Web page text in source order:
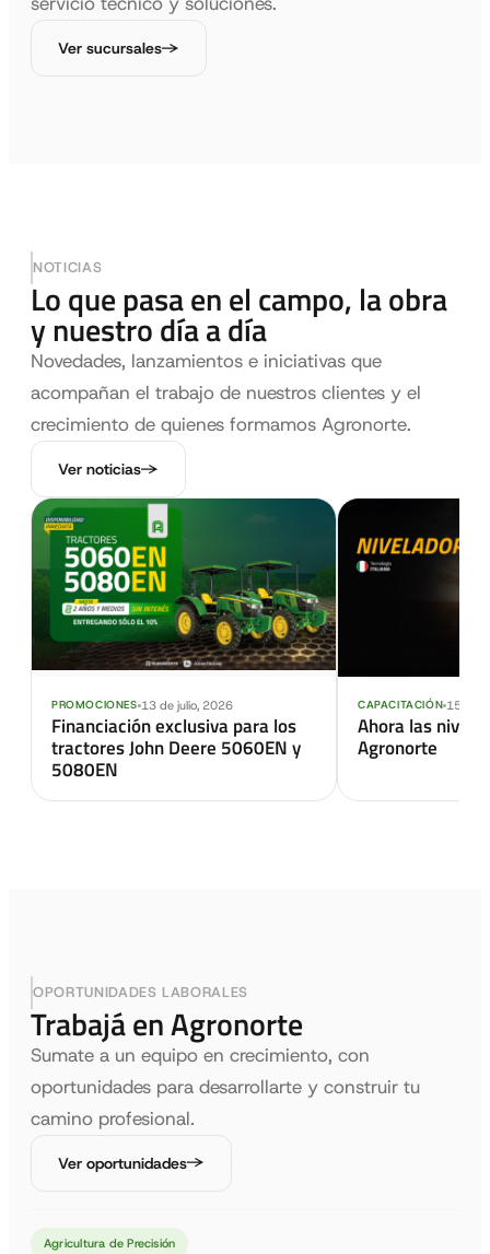
Ver sucursales
NOTICIAS
Lo que pasa en el campo, la obra
y nuestro día a día
Novedades, lanzamientos e iniciativas que
acompañan el trabajo de nuestros clientes y el
crecimiento de quienes formamos Agronorte.
Ver noticias
PROMOCIONES 13 de julio, 2026
Financiación exclusiva para los
tractores John Deere 5060EN y
5080EN
CAPACITACIÓN 15 de
Ahora las
Agronorte
OPORTUNIDADES LABORALES
Trabajá en Agronorte
Sumate a un equipo en crecimiento, con
oportunidades para desarrollarte y construir tu
camino profesional.
Ver oportunidades
Agricultura de Precisión